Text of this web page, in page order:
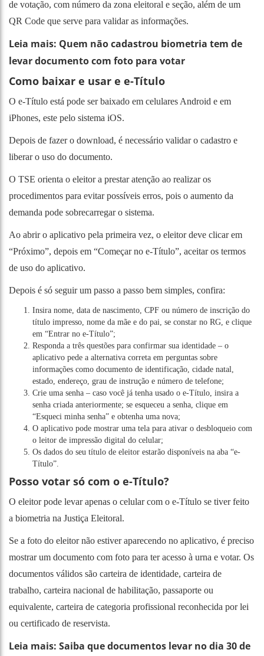
de votação, com número da zona eleitoral e seção, além de um
QR Code que serve para validar as informações.
Leia mais: Quem não cadastrou biometria tem de
levar documento com foto para votar
Como baixar e usar e e-Título
O e-Título está pode ser baixado em celulares Android e em
iPhones, este pelo sistema iOS.
Depois de fazer o download, é necessário validar o cadastro e
liberar o uso do documento.
O TSE orienta o eleitor a prestar atenção ao realizar os
procedimentos para evitar possíveis erros, pois o aumento da
demanda pode sobrecarregar o sistema.
Ao abrir o aplicativo pela primeira vez, o eleitor deve clicar em
“Próximo”, depois em “Começar no e-Título”, aceitar os termos
de uso do aplicativo.
Depois é só seguir um passo a passo bem simples, confira:
Insira nome, data de nascimento, CPF ou número de inscrição do
título impresso, nome da mãe e do pai, se constar no RG, e clique
em “Entrar no e-Título”;
Responda a três questões para confirmar sua identidade – o
aplicativo pede a alternativa correta em perguntas sobre
informações como documento de identificação, cidade natal,
estado, endereço, grau de instrução e número de telefone;
Crie uma senha – caso você já tenha usado o e-Título, insira a
senha criada anteriormente; se esqueceu a senha, clique em
“Esqueci minha senha” e obtenha uma nova;
O aplicativo pode mostrar uma tela para ativar o desbloqueio com
o leitor de impressão digital do celular;
Os dados do seu título de eleitor estarão disponíveis na aba “e-
Título”.
Posso votar só com o e-Título?
O eleitor pode levar apenas o celular com o e-Título se tiver feito
a biometria na Justiça Eleitoral.
Se a foto do eleitor não estiver aparecendo no aplicativo, é preciso
mostrar um documento com foto para ter acesso à urna e votar. Os
documentos válidos são carteira de identidade, carteira de
trabalho, carteira nacional de habilitação, passaporte ou
equivalente, carteira de categoria profissional reconhecida por lei
ou certificado de reservista.
Leia mais: Saiba que documentos levar no dia 30 de